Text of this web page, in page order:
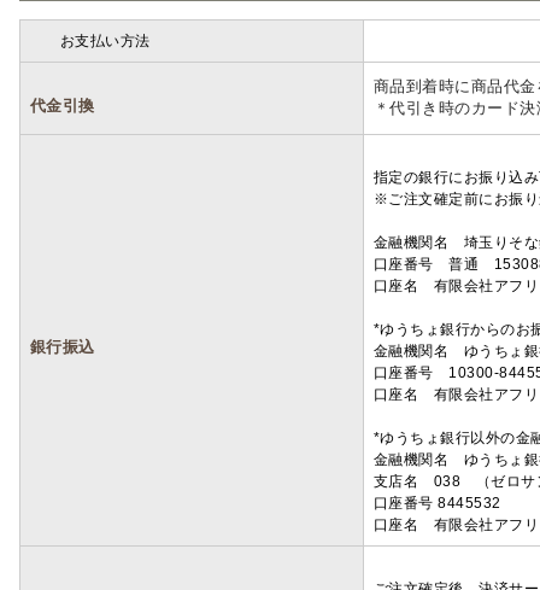
お支払い方法
代金引換
商品到着時に商品代
＊代引き時のカード
銀行振込
指定の銀行にお振り込
※ご注文確定前にお振
金融機関名 埼玉りそ
口座番号 普通
口座名 有限会社アフ
*ゆうちょ銀行からのお
金融機関名 ゆうちょ
口座番号 10300-
口座名 有限会社アフ
*ゆうちょ銀行以外の金
金融機関名 ゆうちょ
支店名 038 （ゼロサ
口座番号 8445532
口座名 有限会社アフ